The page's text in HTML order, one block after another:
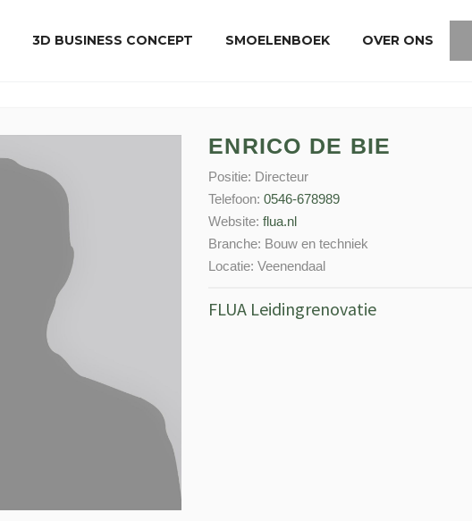
3D BUSINESS CONCEPT SMOELENBOEK OVER ONS
ENRICO DE BIE
Positie: Directeur
Telefoon: 0546-678989
Website: flua.nl
Branche: Bouw en techniek
Locatie: Veenendaal
FLUA Leidingrenovatie